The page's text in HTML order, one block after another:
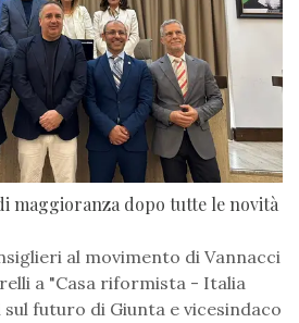
maggioranza dopo tutte le novità
al movimento di Vannacci
a "Casa riformista - Italia
futuro di Giunta e vicesindaco